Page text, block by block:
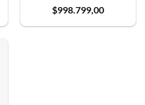
$998.799,00